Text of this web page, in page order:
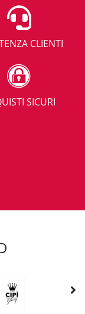
CLIENTI
SICURI